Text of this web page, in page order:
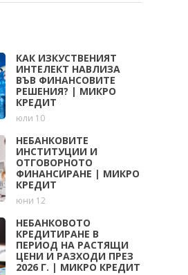
КАК ИЗКУСТВЕНИЯТ
ИНТЕЛЕКТ НАВЛИЗА
ВЪВ ФИНАНСОВИТЕ
РЕШЕНИЯ? | МИКРО
КРЕДИТ
юли 10
НЕБАНКОВИТЕ
ИНСТИТУЦИИ И
ОТГОВОРНОТО
ФИНАНСИРАНЕ | МИКРО
КРЕДИТ
юни 12
НЕБАНКОВОТО
КРЕДИТИРАНЕ В
ПЕРИОД НА РАСТЯЩИ
ЦЕНИ И РАЗХОДИ ПРЕЗ
2026 Г. | МИКРО КРЕДИТ